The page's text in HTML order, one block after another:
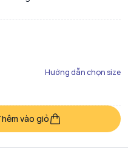
Hướng dẫn chọn size
vào giỏ